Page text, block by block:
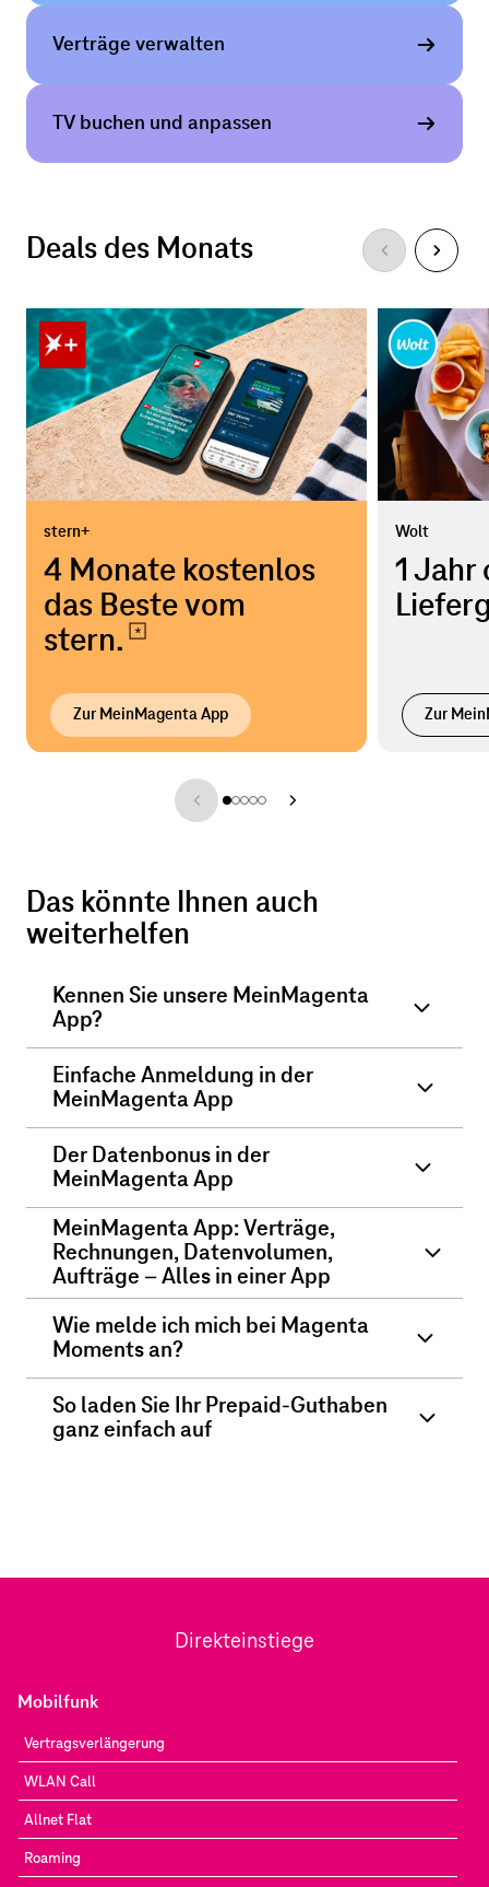
Verträge verwalten
TV buchen und anpassen
Deals des Monats
stern+
4 Monate kostenlos
das Beste vom
stern.
Zur MeinMagenta App
Wolt
1 Jahr
Zur
Das könnte Ihnen auch
weiterhelfen
Kennen Sie unsere MeinMagenta
App?
Einfache Anmeldung in der
MeinMagenta App
Der Datenbonus in der
MeinMagenta App
MeinMagenta App: Verträge,
Rechnungen, Datenvolumen,
Aufträge – Alles in einer App
Wie melde ich mich bei Magenta
Moments an?
So laden Sie Ihr Prepaid-Guthaben
ganz einfach auf
Direkteinstiege
Mobilfunk
Vertragsverlängerung
WLAN Call
Allnet Flat
Roaming